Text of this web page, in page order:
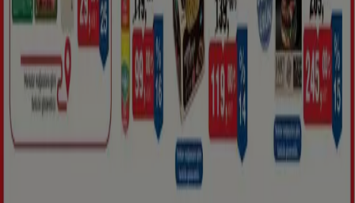
Tiendeo, dünya çapında yerel alışverişi yeniden icat eden
teknoloji şirketi Shopfully'nin bir parçasıdır.
Tiendeo
Hakkımızda